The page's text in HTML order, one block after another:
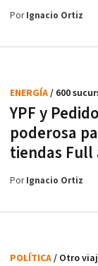
PorIgnacio Ortiz
YPF y
poderosa
tiendas Full
ENERGÍA/ 600
PorIgnacio Ortiz
POLÍTICA/ Otro